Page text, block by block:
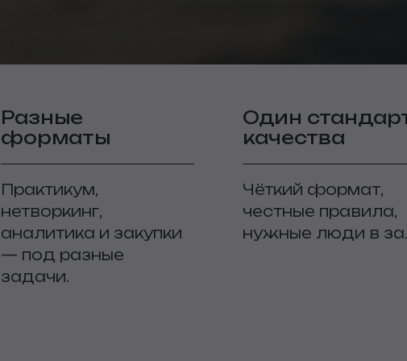
Разные
форматы
Практикум,
нетворкинг,
аналитика и закупки
— под разные
задачи.
Один
качества
Чёткий формат,
честные правила,
нужные люди в